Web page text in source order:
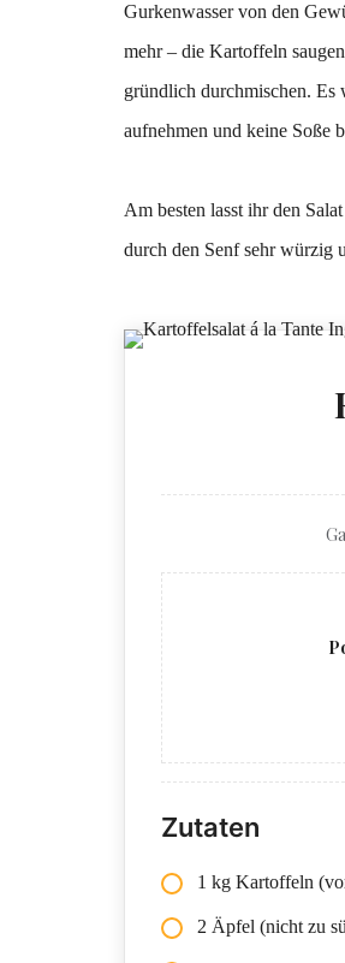
Gurkenwasser von den
mehr – die Kartoffeln
gründlich durchmischen. Es
aufnehmen und keine Soße
Am besten lasst ihr den
durch den Senf sehr würzig
Zutaten
1 kg Kartoffeln
2 Äpfel (nicht zu